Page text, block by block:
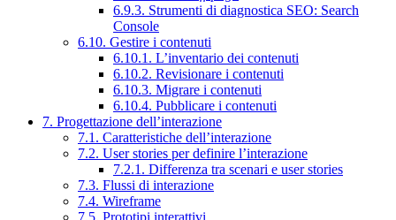
6.9.3. Strumenti di diagnostica SEO: Search
Console
6.10. Gestire i contenuti
6.10.1. L’inventario dei contenuti
6.10.2. Revisionare i contenuti
6.10.3. Migrare i contenuti
6.10.4. Pubblicare i contenuti
7. Progettazione dell’interazione
7.1. Caratteristiche dell’interazione
7.2. User stories per definire l’interazione
7.2.1. Differenza tra scenari e user stories
7.3. Flussi di interazione
7.4. Wireframe
7.5. Prototipi interattivi